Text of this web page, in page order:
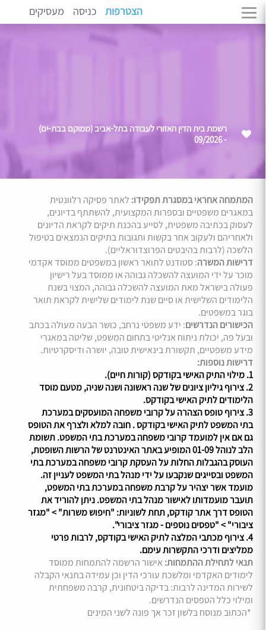
הצטרפות כניסה מעסיקים
רשמת בית הדין האזורי לעבודה בתל-אביב (ממוקם בבת-ים)
- 09/2026
המתמחה אחראי במסגרת תפקידו: לאתר פסיקה רלוונטית
במאגרים משפטיים ובספרות המקצועית, להשתתף בדיונים,
לעסוק בכתיבה משפטית, לסייע בהכנת תיקים לקראת הדיונים
ולאחריהם ולעקוב אחר בקשות ותגובות בתיקים הנמצאים בטיפול
הלשכה (לרבות בהיבטים הפרוצדוראליים).
דרישות המשרה: סטודנט לתואר ראשון במשפטים ממוסד אקדמי
מוכר על ידי המועצה להשכלה גבוהה או ממוסד בעל רישיון
פעולה בישראל מאת המועצה להשכלה גבוהה, המצוי בשנת
הלימודים השלישית או סיים שנת לימודים שלישית לקראת תואר
בוגר במשפטים.
הכישורים הנדרשים: ידע משפטי נרחב, כושר הבעה מעולה בכתב
ובעל פה, יכולת ניתוח אנליטי בתחום המשפט, שליטה במאגרי
מידע משפטיים, תקשורת בינאישית טובה, יושרה ודיסקרטיות.
דרישות נוספות:
1. מילוי התיק האישי בקודקס (קורות חיים).
2. צירוף גיליון ציונים של שנה ראשונה ושנה שניה, מטעם מוסד
הלימודים לתיק האישי בקודקס.
3. צירוף טופס הצהרה על קרובי משפחה המועסקים במערכת
בתי המשפט לתיק האישי בקודקס . חובה למלא ולצרף את הטופס
גם אם אין למועמד קרובי משפחה במערכת בתי המשפט. תשומת
הלב לנוהל 01-09 המופיע באתר האינטרנט של הרשות השופטת,
העוסק בהגבלות החלות על העסקת קרובי משפחה במערכת בתי
המשפט ובסייגים שנקבעו על ידי מנהל בתי המשפט לעניין זה.
מועמד אשר יצהיר על קרבת משפחה במערכת בתי המשפט,
תועבר מועמדותו לאישור מנהל בתי המשפט. ניתן להוריד את
הטופס דרך אתר קודקס, תחת לשוניות: "חיפוש משרות" > "מגזר
ציבורי" > "טפסים נוספים - מגזר ציבורי".
4. צירוף מכתבי המלצה לתיק האישי בקודקס, לרבות פרטי
ממליצים ודרכי התקשרות עימם.
תנאי לתחילת ההתמחות: אישור הרשמה להתמחות ממוסד
לימודים האקדמי ומלשכת עורכי הדין וכן עמידה בתנאי הקבלה
לשירות המדינה לרבות: בדיקה ביטחונית, קרבה משפחתית
ומילוי כלל הטפסים הנדרשים.
*הכתוב מנוסח בלשון זכר אך פונה לשני המינים